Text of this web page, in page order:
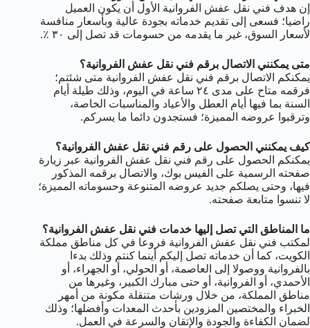
إن هدف فني نقل عفش الفروانية الأول أن يكون العميل
راضيا؛ فسعى إلى تقديم خدماته بجودة عالية وبأسعار منافسة
لأسعار السوق، غير ما يقدمه من حسومات قد تصل إلى ٣٠ ٪.
متى يمكنني الاتصال برقم فني نقل عفش الفروانية؟
يمكنكم الاتصال برقم فني نقل عفش الفروانية متى شئتم؛
فرقمه متاح على مدى ٢٤ ساعة في اليوم، وذلك طيلة أيام
السنة بما فيها أيام العطل والأعياد والمناسبات الخاصة،
وترقبوا عروضه المميزة؛ فستجدون دائما ما يسركم.
كيف يمكنني الحصول على رقم فني نقل عفش الفروانية؟
يمكنكم الحصول على رقم فني نقل عفش الفروانية عبر زيارة
صفحته الرسمية على الفيس بوك، والاتصال برقمه المذكور
فيها، وحتى يصلكم جديد عروضه المتنوعة وحسوماته المميزة؛
لا تنسوا متابعة صفحته.
ما المناطق التي تصل إليها خدمات فني نقل عفش الفروانية؟
لمكتب فني نقل عفش الفروانية فروعا في كل مناطق مملكة
الكويت، كما أن خدماته تصل إليكم أينما كنتم وذلك بدءا
بالفروانية ووصولا إلى العاصمة، أو الحولي، أو الجهراء، أو
الأحمدي، أو الفروانية، أو حتى مبارك الكبير، وغيرها من
مناطق المملكة، من خلال ورشات متنقلة مكونة من أمهر
الخبراء والمختصين المزودين بأحدث المعدات وأفضلها؛ وذلك
لضمان الكفاءة والجودة والإتقان والسرعة في العمل.